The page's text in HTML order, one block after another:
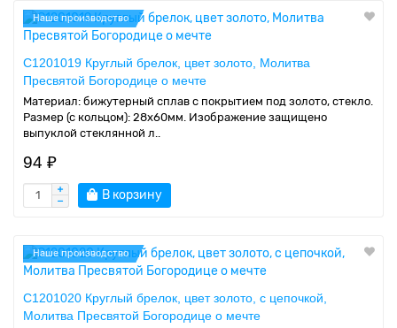
Наше производство
C1201019 Круглый брелок, цвет золото, Молитва
Пресвятой Богородице о мечте
Материал: бижутерный сплав с покрытием под золото, стекло.
Размер (с кольцом): 28х60мм. Изображение защищено
выпуклой стеклянной л..
94 ₽
В корзину
Наше производство
C1201020 Круглый брелок, цвет золото, с цепочкой,
Молитва Пресвятой Богородице о мечте